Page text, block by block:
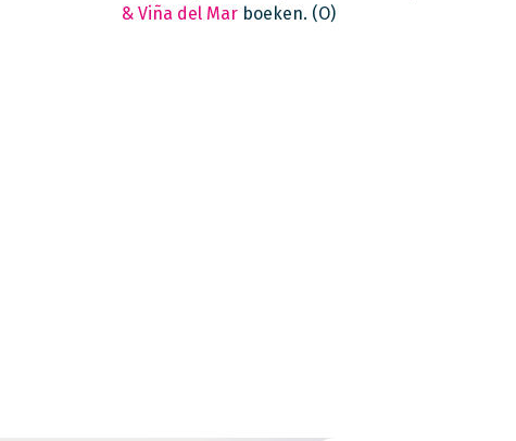
& Viña del Mar boeken. (O)